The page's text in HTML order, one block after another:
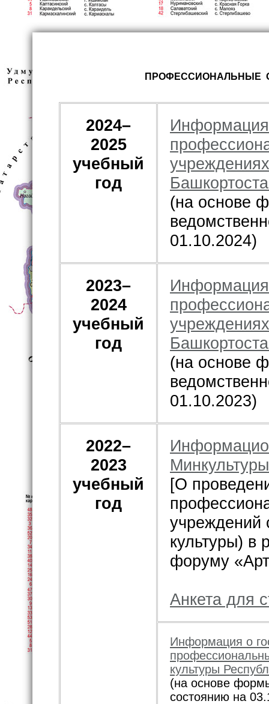
ПРОФЕССИОНАЛЬНЫЕ
2024–
2025
учебный
год
Информация
(на основе
01.10.2024)
2023–
2024
учебный
год
Информация
(на основе
01.10.2023)
2022–
2023
учебный
год
[О
культуры) в
форуму
Анкета для
Информация о
культуры
(на основе
состоянию на